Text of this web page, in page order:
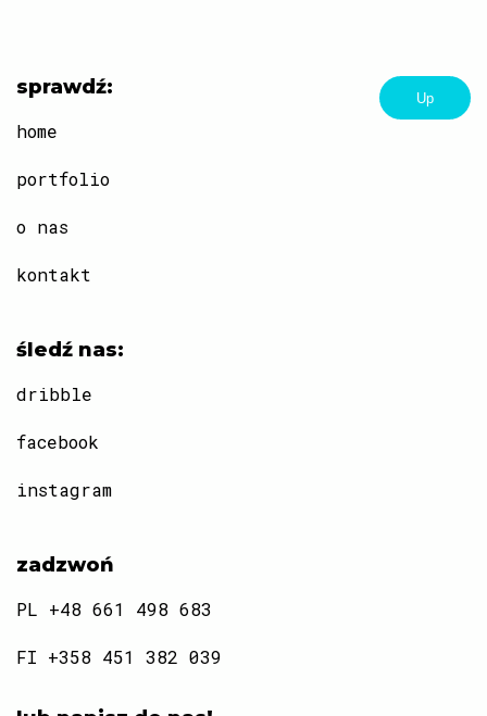
sprawdź:
home
portfolio
o nas
kontakt
śledź nas:
dribble
facebook
instagram
zadzwoń
PL +48 661 498 683
FI +358 451 382 039
Up